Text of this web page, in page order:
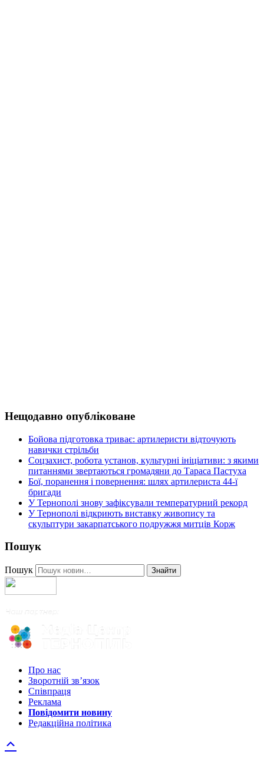
Нещодавно опубліковане
Бойова підготовка триває: артилеристи відточують
навички стрільби
Соцзахист, робота установ, культурні ініціативи: з якими
питаннями звертаються громадяни до Тараса Пастуха
Бої, поранення і повернення: шлях артилериста 44-ї
бригади
У Тернополі знову зафіксували температурний рекорд
У Тернополі відкриють виставку живопису та
скульптури закарпатського подружжя митців Корж
Пошук
Пошук Знайти
Про нас
Зворотній зв’язок
Співпраця
Реклама
Повідомити новину
Редакційна політика